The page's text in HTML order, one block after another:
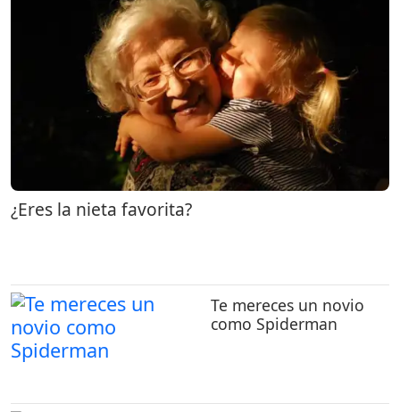
¿Eres la nieta favorita?
Te mereces un novio
como Spiderman